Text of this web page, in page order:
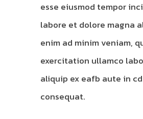
esse eiusmod tempor
labore et dolore magna
enim ad minim veniam,
exercitation ullamco
aliquip ex eafb aute in
consequat.